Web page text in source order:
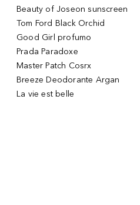
Beauty of Joseon sunscreen
Tom Ford Black Orchid
Good Girl profumo
Prada Paradoxe
Master Patch Cosrx
Breeze Deodorante Argan
La vie est belle